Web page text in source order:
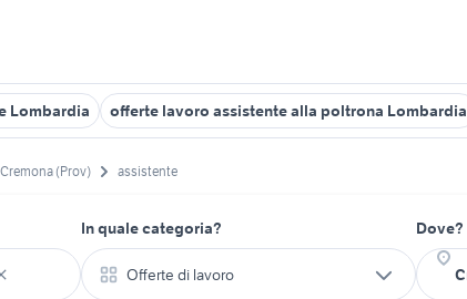
Lombardia offerte lavoro assistente alla poltrona Lombardia
Cremona (Prov) assistente
In quale categoria?
Offerte di lavoro
Dove?